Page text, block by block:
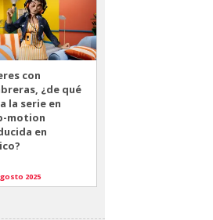
con
¿de qué
la serie en
motion
en
2025